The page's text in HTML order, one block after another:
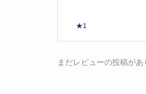
★1
まだレビューの投稿があ